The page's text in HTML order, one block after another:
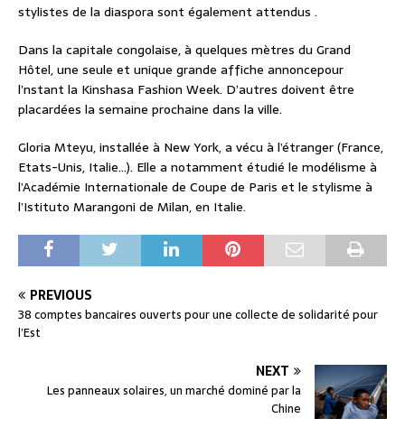
stylistes de la diaspora sont également attendus .
Dans la capitale congolaise, à quelques mètres du Grand
Hôtel, une seule et unique grande affiche annoncepour
l’nstant la Kinshasa Fashion Week. D’autres doivent être
placardées la semaine prochaine dans la ville.
Gloria Mteyu, installée à New York, a vécu à l’étranger (France,
Etats-Unis, Italie…). Elle a notamment étudié le modélisme à
l’Académie Internationale de Coupe de Paris et le stylisme à
l’Istituto Marangoni de Milan, en Italie.
PREVIOUS
38 comptes bancaires ouverts pour une collecte de solidarité pour
l’Est
NEXT
Les panneaux solaires, un marché dominé par la
Chine